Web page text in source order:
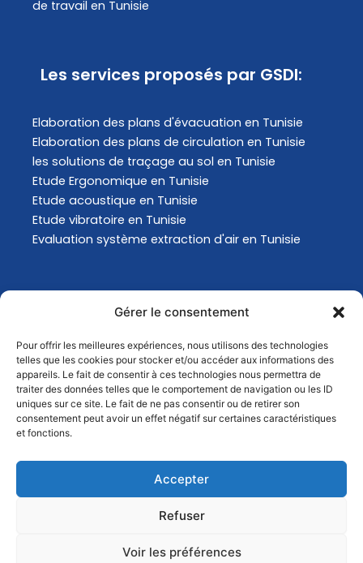
Gérer le consentement
Pour offrir les meilleures expériences, nous utilisons des technologies
telles que les cookies pour stocker et/ou accéder aux informations des
appareils. Le fait de consentir à ces technologies nous permettra de
traiter des données telles que le comportement de navigation ou les ID
uniques sur ce site. Le fait de ne pas consentir ou de retirer son
consentement peut avoir un effet négatif sur certaines caractéristiques
et fonctions.
Accepter
Refuser
Voir les préférences
de travail en Tunisie
Les services proposés par GSDI:
Elaboration des plans d'évacuation​ en Tunisie
Elaboration des plans de circulation en Tunisie
les solutions de traçage au sol en Tunisie
Etude Ergonomique en Tunisie
Etude acoustique en Tunisie
Etude vibratoire en Tunisie
Evaluation système extraction d'air en Tunisie
Actualités
Analyse Environnementale en Tunisie
Comment choisir son masque de protection
respiratoire ?
Comment choisir son masque de protection
respiratoire ?